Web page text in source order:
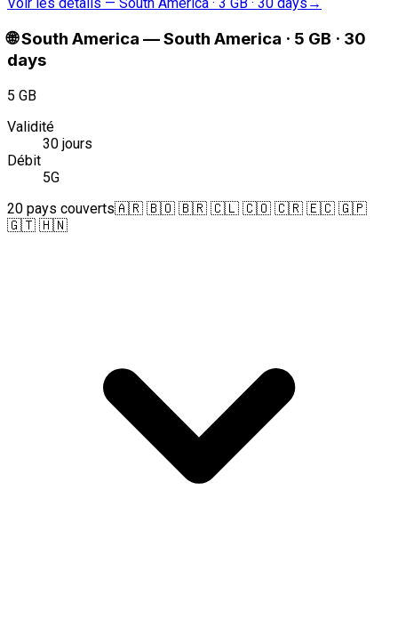
🌐South America —South America · 5 GB · 30
days
5 GB
Validité
30 jours
Débit
5G
20 pays couverts🇦🇷 🇧🇴 🇧🇷 🇨🇱 🇨🇴 🇨🇷 🇪🇨 🇬🇵
🇬🇹 🇭🇳